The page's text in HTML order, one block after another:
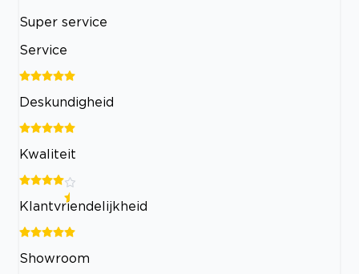
Super service
Service
Deskundigheid
Kwaliteit
Klantvriendelijkheid
Showroom